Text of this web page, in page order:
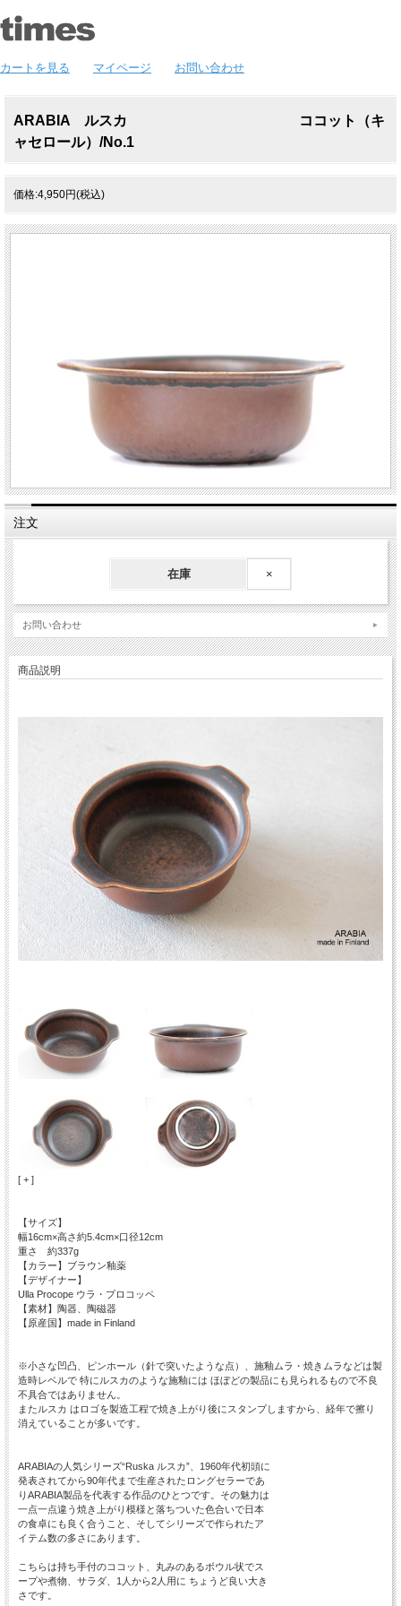
カートを見る マイページ お問い合わせ
ARABIA ルスカ ココット（キ
ャセロール）/No.1
価格:4,950円(税込)
注文
在庫 ×
お問い合わせ
商品説明
[ + ]
【サイズ】
幅16cm×高さ約5.4cm×口径12cm
重さ 約337g
【カラー】ブラウン釉薬
【デザイナー】
Ulla Procope ウラ・プロコッペ
【素材】陶器、陶磁器
【原産国】made in Finland
※小さな凹凸、ピンホール（針で突いたような点）、施釉ムラ・焼きムラなどは製
造時レベルで 特にルスカのような施釉には ほぼどの製品にも見られるもので不良
不具合ではありません。
またルスカ はロゴを製造工程で焼き上がり後にスタンプしますから、経年で擦り
消えていることが多いです。
ARABIAの人気シリーズ“Ruska ルスカ”、1960年代初頭に
発表されてから90年代まで生産されたロングセラーであ
りARABIA製品を代表する作品のひとつです。その魅力は
一点一点違う焼き上がり模様と落ちついた色合いで日本
の食卓にも良く合うこと、そしてシリーズで作られたア
イテム数の多さにあります。
こちらは持ち手付のココット、丸みのあるボウル状でス
ープや煮物、サラダ、1人から2人用に ちょうど良い大き
さです。